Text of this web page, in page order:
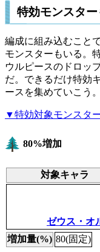
特効モンスタ
編成に組み込むこと
モンスターもいる。
ウルピースのドロッ
だ。できるだけ特効
ースを集めていこう。
▼特効対象モンスタ
80%増加
対象キャラ
ゼウス・オ
増加量(%) 80(固定)